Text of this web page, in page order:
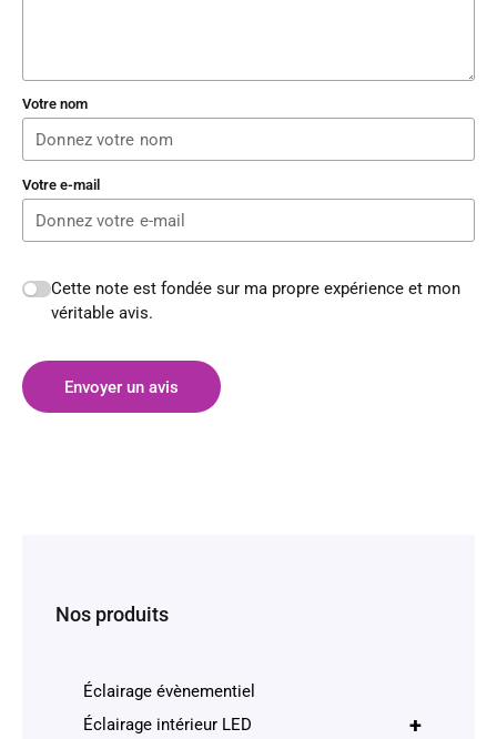
Votre nom
Votre e-mail
Cette note est fondée sur ma propre expérience et mon
véritable avis.
Envoyer un avis
Nos produits
Éclairage évènementiel
+
Éclairage intérieur LED